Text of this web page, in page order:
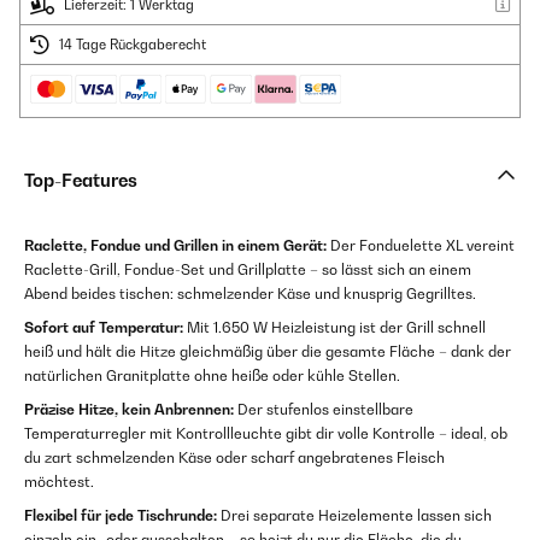
Lieferzeit: 1 Werktag
14 Tage Rückgaberecht
Top-Features
Raclette, Fondue und Grillen in einem Gerät: Der Fonduelette XL vereint
Raclette-Grill, Fondue-Set und Grillplatte – so lässt sich an einem
Abend beides tischen: schmelzender Käse und knusprig Gegrilltes.
Sofort auf Temperatur: Mit 1.650 W Heizleistung ist der Grill schnell
heiß und hält die Hitze gleichmäßig über die gesamte Fläche – dank der
natürlichen Granitplatte ohne heiße oder kühle Stellen.
Präzise Hitze, kein Anbrennen: Der stufenlos einstellbare
Temperaturregler mit Kontrollleuchte gibt dir volle Kontrolle – ideal, ob
du zart schmelzenden Käse oder scharf angebratenes Fleisch
möchtest.
Flexibel für jede Tischrunde: Drei separate Heizelemente lassen sich